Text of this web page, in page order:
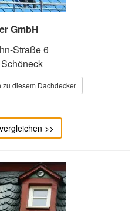
GmbH
Straße 6
zu diesem Dachdecker
>>